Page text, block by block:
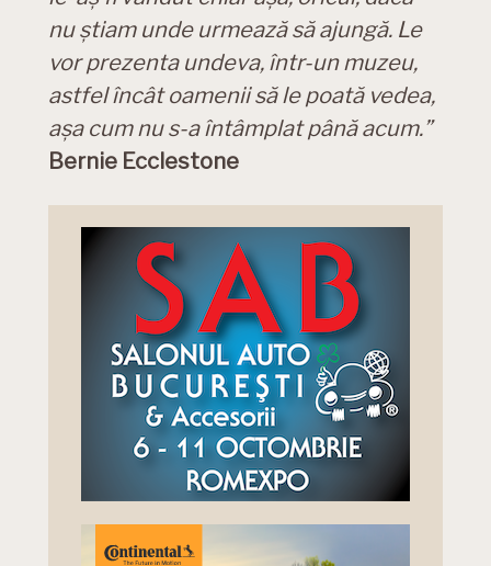
nu ştiam unde urmează să ajungă. Le
vor prezenta undeva, într-un muzeu,
astfel încât oamenii să le poată vedea,
aşa cum nu s-a întâmplat până acum.”
Bernie Ecclestone